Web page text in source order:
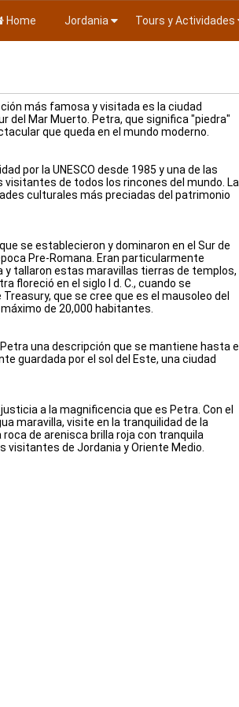
Home Jordania Tours y Actividades
más famosa y visitada es la ciudad
del Mar Muerto. Petra, que significa "piedra"
que queda en el mundo moderno.
por la UNESCO desde 1985 y una de las
visitantes de todos los rincones del mundo. La
culturales más preciadas del patrimonio
se establecieron y dominaron en el Sur de
Pre-Romana. Eran particularmente
y tallaron estas maravillas tierras de templos,
floreció en el siglo I d. C., cuando se
que se cree que es el mausoleo del
de 20,000 habitantes.
una descripción que se mantiene hasta el
guardada por el sol del Este, una ciudad
a la magnificencia que es Petra. Con el
maravilla, visite en la tranquilidad de la
de arenisca brilla roja con tranquila
visitantes de Jordania y Oriente Medio.